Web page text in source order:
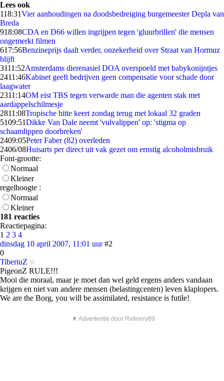
Lees ook
118:31Vier aanhoudingen na doodsbedreiging burgemeester Depla van
Breda
918:08CDA en D66 willen ingrijpen tegen 'gluurbrillen' die mensen
ongemerkt filmen
617:56Benzineprijs daalt verder, onzekerheid over Straat van Hormuz
blijft
3111:52Amsterdams dierenasiel DOA overspoeld met babykonijntjes
2411:46Kabinet geeft bedrijven geen compensatie voor schade door
laagwater
2311:14OM eist TBS tegen verwarde man die agenten stak met
aardappelschilmesje
2811:08Tropische hitte keert zondag terug met lokaal 32 graden
5109:51Dikke Van Dale neemt 'vulvalippen' op: 'stigma op
schaamlippen doorbreken'
2409:05Peter Faber (82) overleden
2406/08Huisarts per direct uit vak gezet om ernstig alcoholmisbruik
Font-grootte:
Normaal
Kleiner
regelhoogte :
Normaal
Kleiner
181 reacties
Reactiepagina:
1 2 3 4
dinsdag 10 april 2007, 11:01 uur #2
0
TiberiuZ
PigeonZ RULE!!!
Mooi die moraal, maar je moet dan wel geld ergens anders vandaan
krijgen en niet van andere mensen (belastingcenten) leven klaplopers.
We are the Borg, you will be assimilated, resistance is futile!
▼ Advertentie door Refinery89